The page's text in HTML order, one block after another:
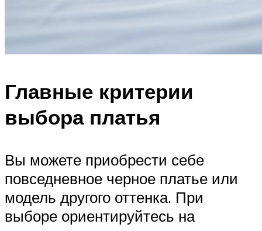
Главные критерии
выбора платья
Вы можете приобрести себе
повседневное черное платье или
модель другого оттенка. При
выборе ориентируйтесь на